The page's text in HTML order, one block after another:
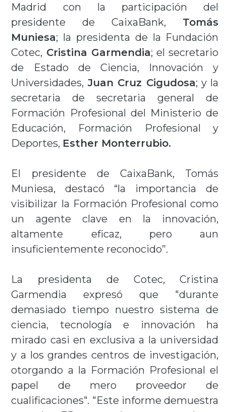
Madrid con la participación del
presidente de CaixaBank, Tomás
Muniesa; la presidenta de la Fundación
Cotec, Cristina Garmendia; el secretario
de Estado de Ciencia, Innovación y
Universidades,Juan Cruz Cigudosa; y la
secretaria de secretaria general de
Formación Profesional del Ministerio de
Educación, Formación Profesional y
Deportes, Esther Monterrubio.
El presidente de CaixaBank, Tomás
Muniesa, destacó “la importancia de
visibilizar la Formación Profesional como
un agente clave en la innovación,
altamente eficaz, pero aun
insuficientemente reconocido”.
La presidenta de Cotec, Cristina
Garmendia expresó que "durante
demasiado tiempo nuestro sistema de
ciencia, tecnología e innovación ha
mirado casi en exclusiva a la universidad
y a los grandes centros de investigación,
otorgando a la Formación Profesional el
papel de mero proveedor de
cualificaciones". "Este informe demuestra